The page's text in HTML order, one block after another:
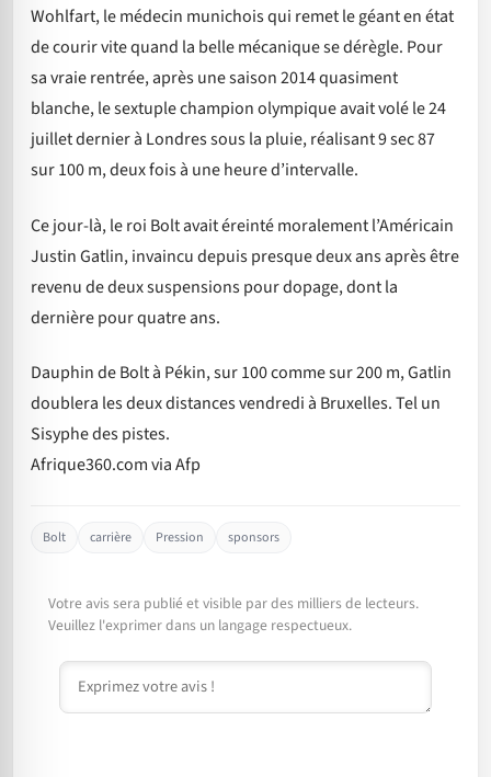
Wohlfart, le médecin munichois qui remet le géant en état
de courir vite quand la belle mécanique se dérègle. Pour
sa vraie rentrée, après une saison 2014 quasiment
blanche, le sextuple champion olympique avait volé le 24
juillet dernier à Londres sous la pluie, réalisant 9 sec 87
sur 100 m, deux fois à une heure d’intervalle.
Ce jour-là, le roi Bolt avait éreinté moralement l’Américain
Justin Gatlin, invaincu depuis presque deux ans après être
revenu de deux suspensions pour dopage, dont la
dernière pour quatre ans.
Dauphin de Bolt à Pékin, sur 100 comme sur 200 m, Gatlin
doublera les deux distances vendredi à Bruxelles. Tel un
Sisyphe des pistes.
Afrique360.com via Afp
Bolt carrière Pression sponsors
Votre avis sera publié et visible par des milliers de lecteurs.
Veuillez l'exprimer dans un langage respectueux.
Commentaire